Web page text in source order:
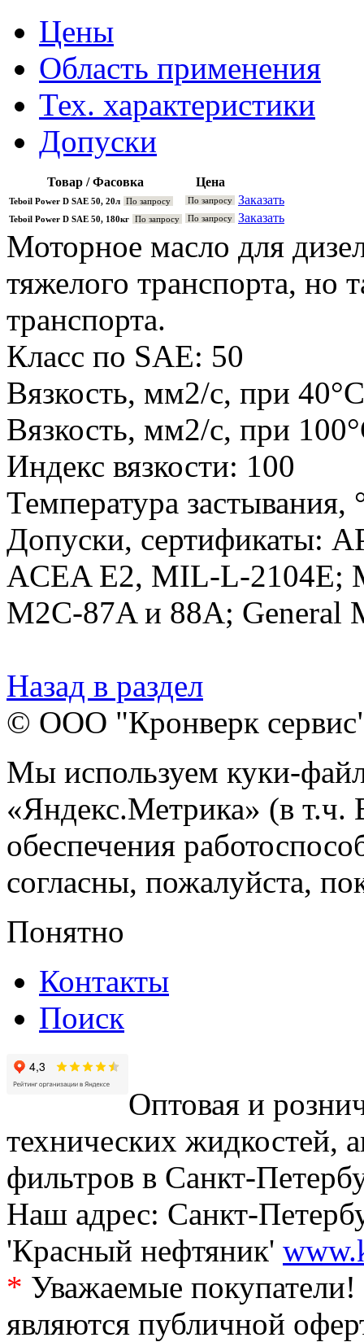
Цены
Область применения
Тех. характеристики
Допуски
Товар / Фасовка Цена
Teboil Power D SAE 50, 20л По запросу По запросу Заказать
Teboil Power D SAE 50, 180кг По запросу По запросу Заказать
Моторное масло для
тяжелого транспорта, но
транспорта.
Класс по SAE: 50
Вязкость, мм2/с, при
Вязкость, мм2/с, при
Индекс вязкости: 100
Температура застывания,
Допуски, сертификаты:
ACEA E2, MIL-L-2104E;
M2C-87A и 88A; General
Назад в раздел
© ООО "Кронверк
Мы используем куки-
«Яндекс.Метрика» (в т.ч.
обеспечения
согласны, пожалуйста,
Понятно
Контакты
Поиск
Оптовая и
технических жидкостей,
фильтров в Санкт-
Наш адрес: Санкт-
'Красный нефтяник'
* Уважаемые
являются публичной